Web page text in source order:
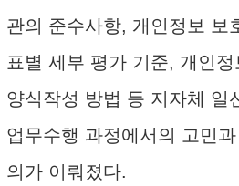
관의 준수사항, 개인정보 보
표별 세부 평가 기준, 개인정
양식작성 방법 등 지자체 일
업무수행 과정에서의 고민
의가 이뤄졌다.